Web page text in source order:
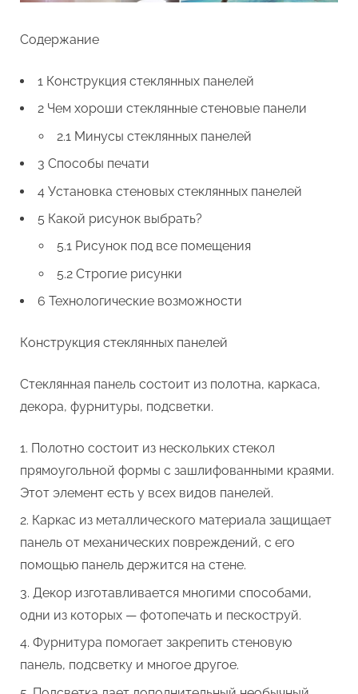
Содержание
1 Конструкция стеклянных панелей
2 Чем хороши стеклянные стеновые панели
2.1 Минусы стеклянных панелей
3 Способы печати
4 Установка стеновых стеклянных панелей
5 Какой рисунок выбрать?
5.1 Рисунок под все помещения
5.2 Строгие рисунки
6 Технологические возможности
Конструкция стеклянных панелей
Стеклянная панель состоит из полотна, каркаса,
декора, фурнитуры, подсветки.
Полотно состоит из нескольких стекол
прямоугольной формы с зашлифованными краями.
Этот элемент есть у всех видов панелей.
Каркас из металлического материала защищает
панель от механических повреждений, с его
помощью панель держится на стене.
Декор изготавливается многими способами,
одни из которых — фотопечать и пескоструй.
Фурнитура помогает закрепить стеновую
панель, подсветку и многое другое.